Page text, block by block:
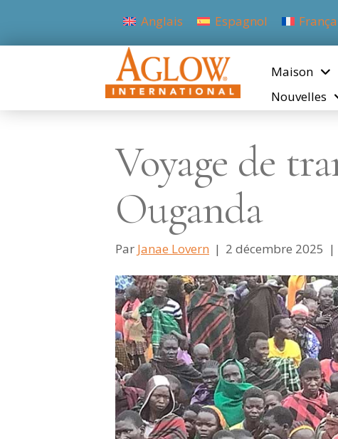
Anglais Espagnol
Maison
Nouvelles
Voyage de
Ouganda
Par Janae Lovern | 2 décembre 2025 |